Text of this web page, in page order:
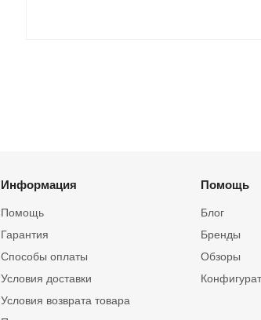
Информация
Помощь
Гарантия
Способы оплаты
Условия доставки
Условия возврата товара
Помощь
Блог
Бренды
Обзоры